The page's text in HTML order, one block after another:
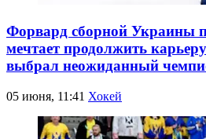
Форвард сборной Украины
мечтает продолжить
выбрал неожиданный
05 июня, 11:41 Хокей